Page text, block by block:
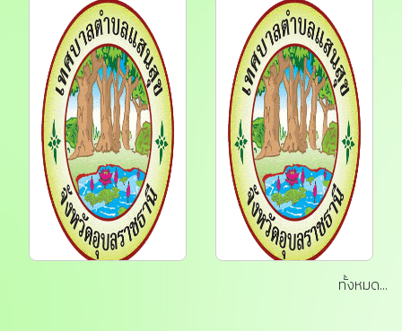
ประกาศราคากลางจ้าง
ปรับปรุงถนน
คอนกรีตเสริมเหล็กพร้อม
วางท่อระบายน้ำ หมู่ ๑๐
บ้านเกษตรสมบูรณ์ สาย
ทางซอย...
ประกาศราคากลาง
โครงการปรับปรุงถนน
คอนกรีตเสริมเหล็ก หมู่ที่
๒ บ้านแสนสุข รหัส
ทางหลวงท้องถิ่น
อบ.ถ.๑๑-...
ทั้งหมด...